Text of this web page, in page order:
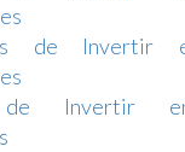
de Invertir
de Invertir